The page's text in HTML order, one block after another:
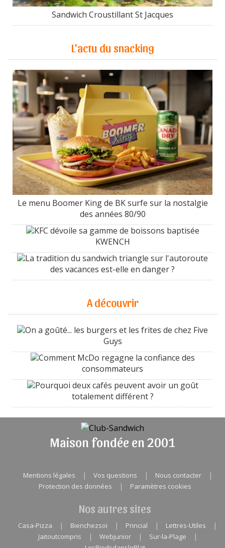
Sandwich Croustillant St Jacques
L'actu du snacking
Le menu Boomer King de BK surfe sur la nostalgie
des années 80/90
KFC dévoile sa gamme de boissons baptisée
KWENCH
La tradition du sandwich triangle sur l'autoroute
des vacances est-elle en danger ?
A découvrir
On a goûté... les burgers et les frites de chez Five
Guys
Comment McDo regagne la confiance des
consommateurs
Pourquoi deux cafés peuvent avoir un goût
totalement différent ?
Maison fondée en 2001
Mentions légales | Vos questions | Nous contacter |
Protection des données | Paramètres cookies
Nos autres sites
Casa-Pizza | Bienchezsoi | Princial | Lettres-Utiles |
Jaitoutcompris | Webjunior | Sur-la-Plage |